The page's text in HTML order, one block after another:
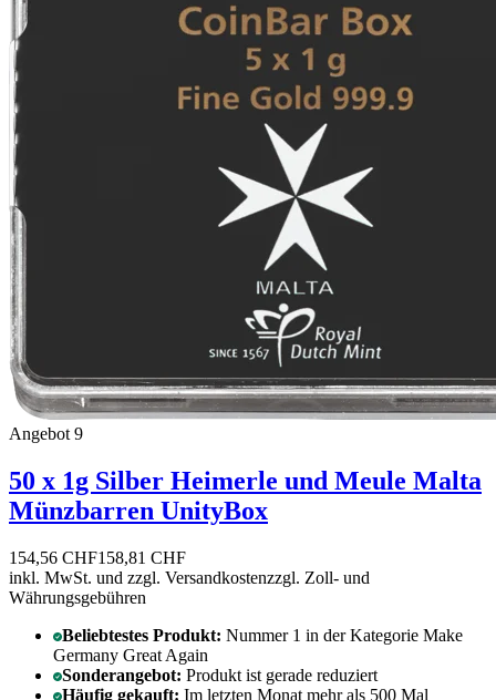
Angebot 9
50 x 1g Silber Heimerle und Meule Malta
Münzbarren UnityBox
154,56 CHF158,81 CHF
inkl. MwSt. und zzgl. Versandkostenzzgl. Zoll- und
Währungsgebühren
Beliebtestes Produkt: Nummer 1 in der Kategorie Make
Germany Great Again
Sonderangebot: Produkt ist gerade reduziert
Häufig gekauft: Im letzten Monat mehr als 500 Mal